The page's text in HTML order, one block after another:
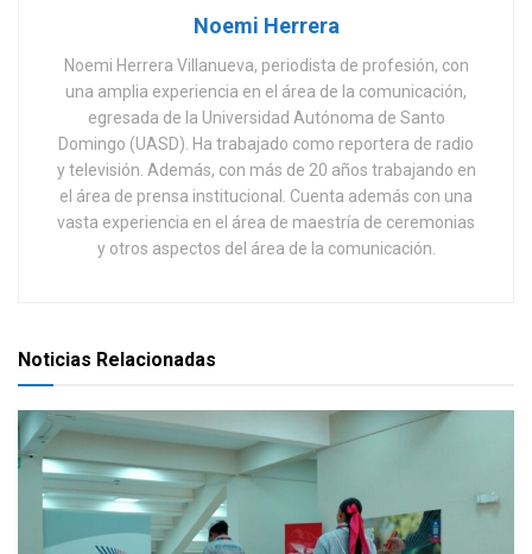
Noemi Herrera
Noemi Herrera Villanueva, periodista de profesión, con
una amplia experiencia en el área de la comunicación,
egresada de la Universidad Autónoma de Santo
Domingo (UASD). Ha trabajado como reportera de radio
y televisión. Además, con más de 20 años trabajando en
el área de prensa institucional. Cuenta además con una
vasta experiencia en el área de maestría de ceremonias
y otros aspectos del área de la comunicación.
Noticias Relacionadas